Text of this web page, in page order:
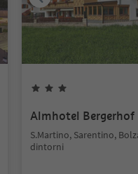
Almhotel Bergerhof
S.Martino, Sarentino,
dintorni